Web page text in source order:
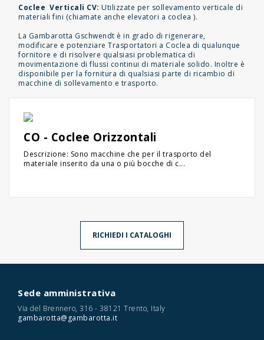
Coclee Verticali CV: Utilizzate per sollevamento verticale di
materiali fini (chiamate anche elevatori a coclea ).
La Gambarotta Gschwendt è in grado di rigenerare,
modificare e potenziare Trasportatori a Coclea di qualunque
fornitore e di risolvere qualsiasi problematica di
movimentazione di flussi continui di materiale solido. Inoltre è
disponibile per la fornitura di qualsiasi parte di ricambio di
macchine di sollevamento e trasporto.
CO - Coclee Orizzontali
Descrizione: Sono macchine che per il trasporto del
materiale inserito da una o più bocche di c...
RICHIEDI I CATALOGHI
Sede amministrativa
Via del Brennero, 316 - 38121 Trento, Italy
gambarotta@gambarotta.it